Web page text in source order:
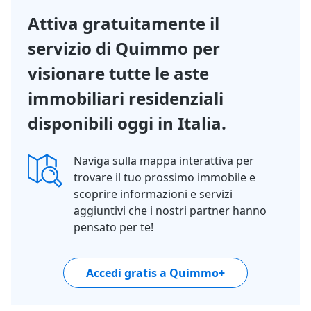
Attiva gratuitamente il
servizio di Quimmo per
visionare tutte le aste
immobiliari residenziali
disponibili oggi in Italia.
Naviga sulla mappa interattiva per
trovare il tuo prossimo immobile e
scoprire informazioni e servizi
aggiuntivi che i nostri partner hanno
pensato per te!
Accedi gratis a Quimmo+